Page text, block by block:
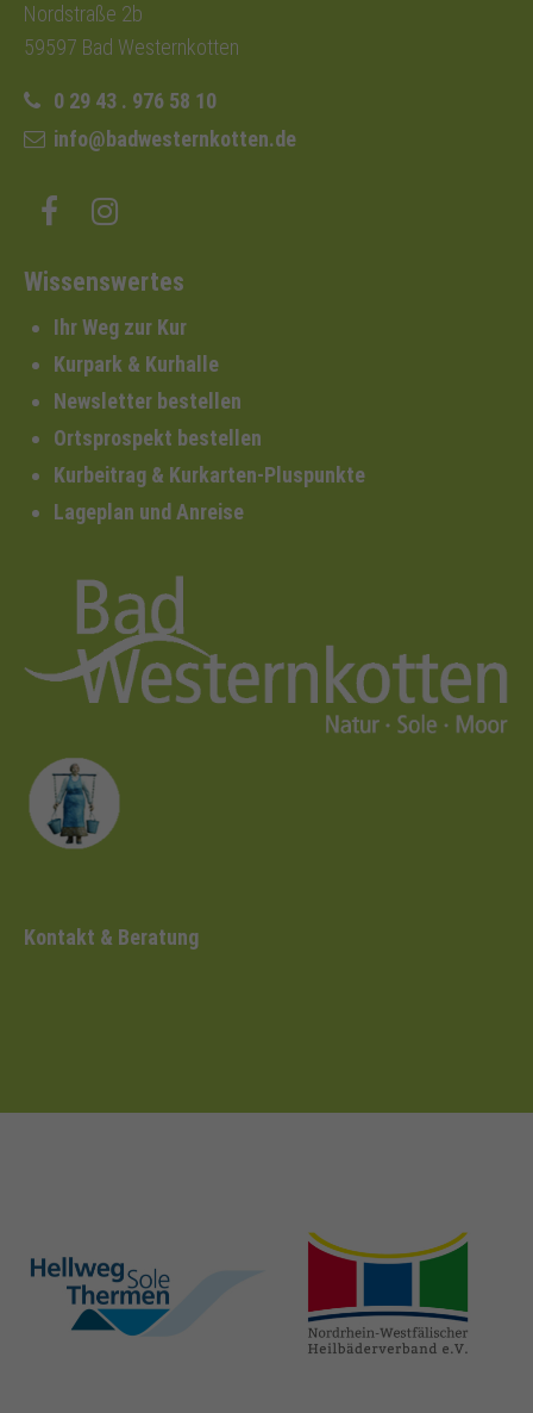
Nordstraße 2b
59597 Bad Westernkotten
0 29 43 . 976 58 10
info@badwesternkotten.de
Wissenswertes
Ihr Weg zur Kur
Kurpark & Kurhalle
Newsletter bestellen
Ortsprospekt bestellen
Kurbeitrag & Kurkarten-Pluspunkte
Lageplan und Anreise
Kontakt & Beratung
hellweg-sole-
thermen.de
heilbaeder.de